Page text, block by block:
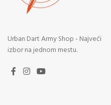
Urban Dart Army Shop - Najveći
izbor na jednom mestu.